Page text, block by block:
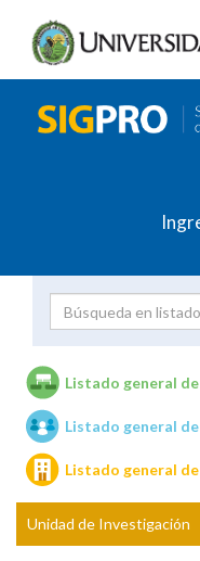
Unidades de
Listado general
Listado general
Listado general
Unidad de Investigación